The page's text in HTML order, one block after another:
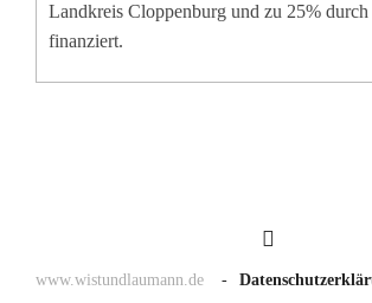
Landkreis Cloppenburg und zu 25% durch
finanziert.
www.wistundlaumann.de
-